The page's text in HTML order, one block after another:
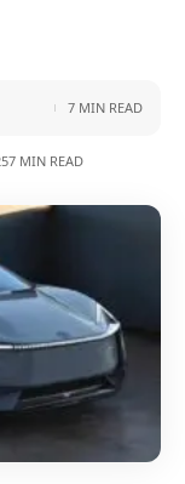
7 MIN READ
7 MIN READ